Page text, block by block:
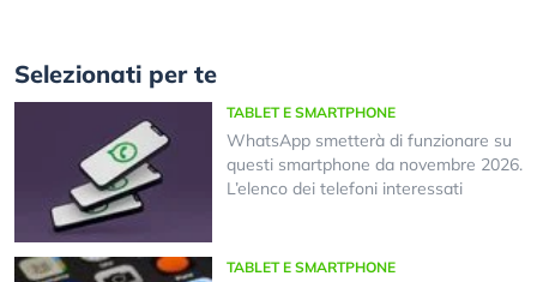
Selezionati per te
TABLET E SMARTPHONE
WhatsApp smetterà di funzionare su
questi smartphone da novembre 2026.
L’elenco dei telefoni interessati
TABLET E SMARTPHONE